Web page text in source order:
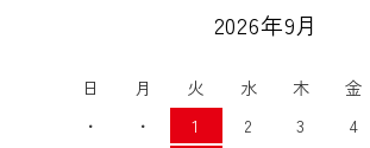
2026年9月
日 月 火 水 木 金
・
・ 1 2 3 4